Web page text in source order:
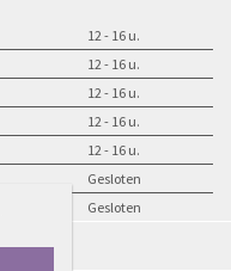
12 - 16 u.
12 - 16 u.
12 - 16 u.
12 - 16 u.
12 - 16 u.
Gesloten
Gesloten